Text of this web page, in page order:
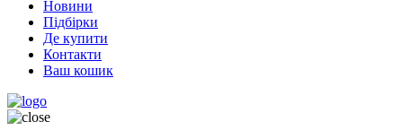
Новини
Підбірки
Де купити
Контакти
Ваш кошик